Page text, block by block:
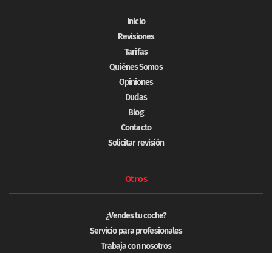
Inicio
Revisiones
Tarifas
Quiénes Somos
Opiniones
Dudas
Blog
Contacto
Solicitar revisión
Otros
¿Vendes tu coche?
Servicio para profesionales
Trabaja con nosotros